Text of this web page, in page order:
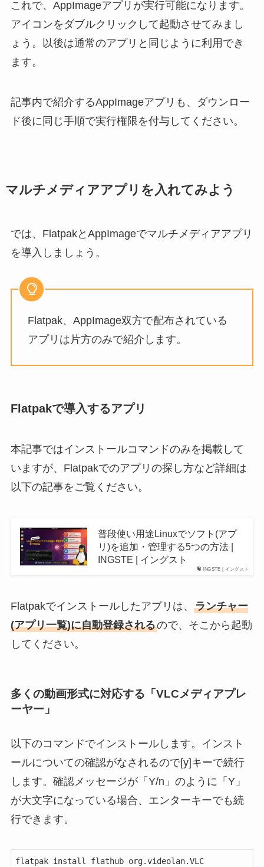
これで、AppImageアプリが実行可能になります。
アイコンをダブルクリックして起動させてみまし
ょう。以後は通常のアプリと同じように利用でき
ます。
記事内で紹介するAppImageアプリも、ダウンロー
ド後に同じ手順で実行権限を付与してください。
マルチメディアアプリを入れてみよう
では、FlatpakとAppImageでマルチメディアアプリ
を導入しましょう。
Flatpak、AppImage双方で配布されている
アプリは片方のみで紹介します。
Flatpakで導入するアプリ
本記事ではインストールコマンドのみを掲載して
いますが、Flatpakでのアプリの探し方など詳細は
以下の記事をご覧ください。
INGSTE | イングスト
普段使い用途Linuxでソフト(アプ
リ)を追加・管理する5つの方法 |
INGSTE | イングスト
Flatpakでインストールしたアプリは、 ランチャー
(アプリ一覧)に自動登録されるので、そこから起動
してください。
多くの動画形式に対応する「VLCメディアプレ
ーヤー」
以下のコマンドでインストールします。インスト
ールについての確認がなされるので[y]キーで続行
します。確認メッセージが「Y/n」のように「Y」
が大文字になっている場合、エンターキーでも続
行できます。
flatpak install flathub org.videolan.VLC